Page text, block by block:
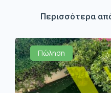
Περισσότερα
Πώληση